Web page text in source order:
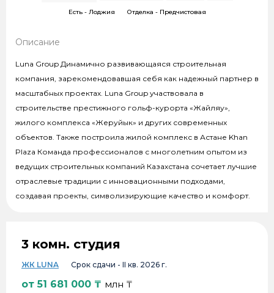
Есть - Лоджия Отделка - Предчистовая
Описание
Luna Group Динамично развивающаяся строительная
компания, зарекомендовавшая себя как надежный партнер в
масштабных проектах. Luna Group участвовала в
строительстве престижного гольф-курорта «Жайляу»,
жилого комплекса «Жеруйык» и других современных
объектов. Также построила жилой комплекс в Астане Khan
Plaza Команда профессионалов с многолетним опытом из
ведущих строительных компаний Казахстана сочетает лучшие
отраслевые традиции с инновационными подходами,
создавая проекты, символизирующие качество и комфорт.
3 комн. студия
ЖК LUNA Срок сдачи - II кв. 2026 г.
от51 681 000 ₸ млн ₸